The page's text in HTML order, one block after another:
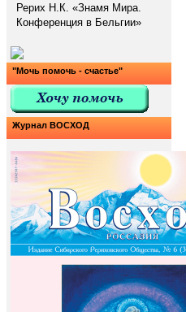
Рерих Н.К. «Знамя Мира.
Конференция в Бельгии»
"Мочь помочь - счастье"
Журнал ВОСХОД